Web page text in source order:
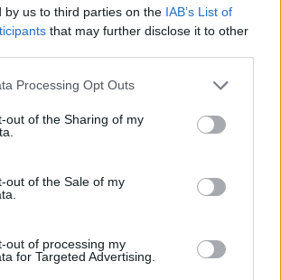
by us to third parties on the IAB’s List of
that may further disclose it to other
website/app uses one or more Google
visit or usage behaviour. You may click to
to Google and its third-party tags to
below specified purposes in below Google
Processing Opt Outs
out of the Sharing of my
out of the Sale of my
out of processing my
for Targeted Advertising.
novemberben érkezik
támogatás második fele
csaptak le az
késett a válasz